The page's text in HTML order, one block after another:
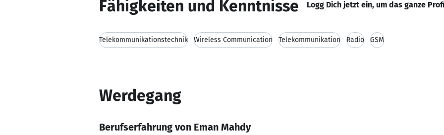
Fähigkeiten und Kenntnisse Logg Dich jetzt ein, um das ganze
Telekommunikationstechnik Wireless Communication Telekommunikation Radio GSM
Werdegang
Berufserfahrung von Eman Mahdy